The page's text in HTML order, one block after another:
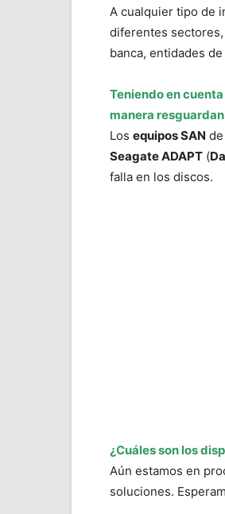
A cualquier tipo de
diferentes
banca, entidades
Teniendo en
manera
Los equipos SAN
Seagate ADAPT (
falla en los discos.
¿Cuáles son los
Aún estamos en
soluciones.